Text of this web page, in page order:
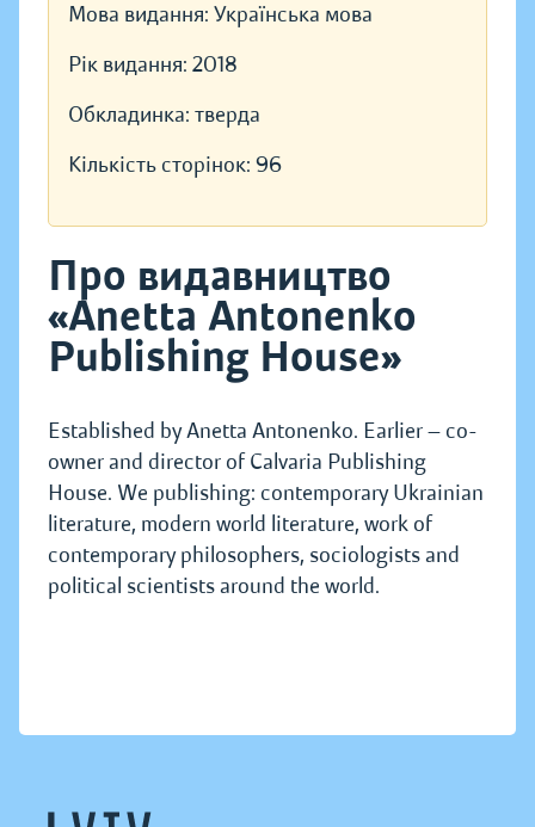
Мова видання: Українська мова
Рік видання: 2018
Обкладинка: тверда
Кількість сторінок: 96
Про видавництво
«Anetta Antonenko
Publishing House»
Established by Anetta Antonenko. Earlier — co-
owner and director of Calvaria Publishing
House. We publishing: contemporary Ukrainian
literature, modern world literature, work of
contemporary philosophers, sociologists and
political scientists around the world.